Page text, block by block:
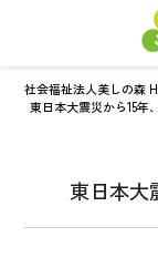
社会福祉法人美しの森
東日本大震災から15年
東日本大